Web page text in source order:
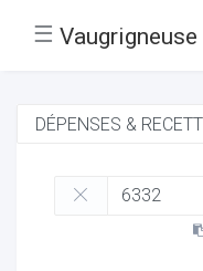
☰ Vaugrigneuse